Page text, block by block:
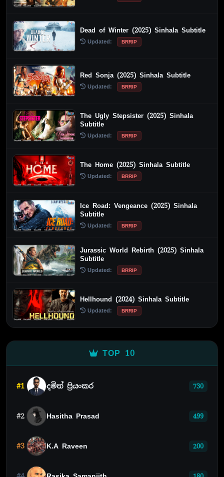
Dead of Winter (2025) Sinhala Subtitle
Updated: BRRIP
Red Sonja (2025) Sinhala Subtitle
Updated: BRRIP
The Ugly Stepsister (2025) Sinhala
Subtitle
Updated: BRRIP
The Home (2025) Sinhala Subtitle
Updated: BRRIP
Ice Road: Vengeance (2025) Sinhala
Subtitle
Updated: BRRIP
Jurassic World Rebirth (2025) Sinhala
Subtitle
Updated: BRRIP
Hellhound (2024) Sinhala Subtitle
Updated: BRRIP
TOP 10
#1 දමිත් ප්‍රියංකර 730
#2 Hasitha Prasad 499
#3 K.A Raveen 200